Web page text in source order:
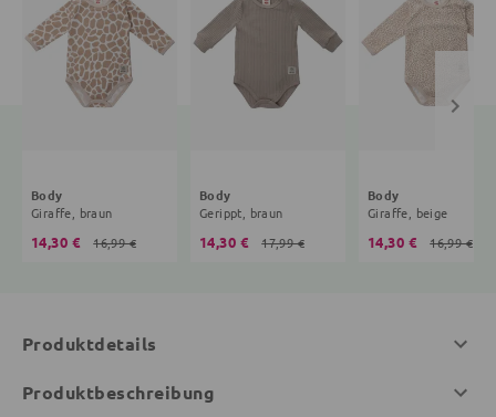
Body
Giraffe, braun
14,30 € 16,99 €
Body
Gerippt, braun
14,30 € 17,99 €
Body
Giraffe, beige
14,30 € 16,99 €
Produktdetails
Produktbeschreibung